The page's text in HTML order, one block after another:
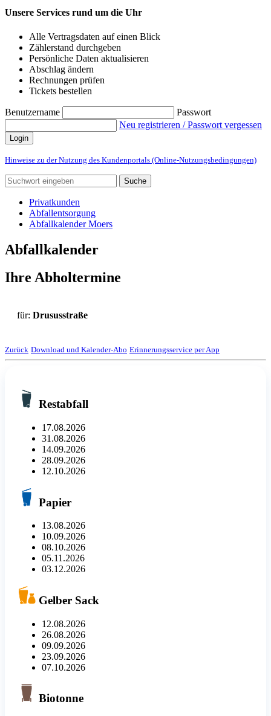
Unsere Services rund um die Uhr
Alle Vertragsdaten auf einen Blick
Zählerstand durchgeben
Persönliche Daten aktualisieren
Abschlag ändern
Rechnungen prüfen
Tickets bestellen
Benutzername
Passwort
Neu registrieren / Passwort vergessen
Login
Hinweise zu der Nutzung des Kundenportals (Online-Nutzungsbedingungen)
Suche
Privatkunden
Abfallentsorgung
Abfallkalender Moers
Abfallkalender
Ihre Abholtermine
für: Drususstraße
Zurück Download und Kalender-Abo Erinnerungsservice per App
Restabfall
17.08.2026
31.08.2026
14.09.2026
28.09.2026
12.10.2026
Papier
13.08.2026
10.09.2026
08.10.2026
05.11.2026
03.12.2026
Gelber Sack
12.08.2026
26.08.2026
09.09.2026
23.09.2026
07.10.2026
Biotonne